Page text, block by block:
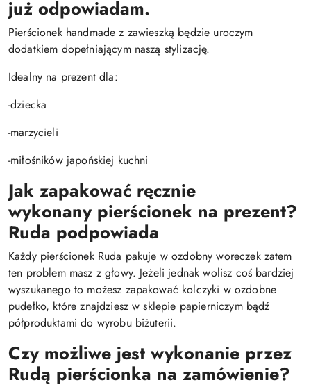
już odpowiadam.
Pierścionek handmade z zawieszką będzie uroczym
dodatkiem dopełniającym naszą stylizację.
Idealny na prezent dla:
-dziecka
-marzycieli
-miłośników japońskiej kuchni
Jak zapakować ręcznie
wykonany pierścionek na prezent?
Ruda podpowiada
Każdy pierścionek Ruda pakuje w ozdobny woreczek zatem
ten problem masz z głowy. Jeżeli jednak wolisz coś bardziej
wyszukanego to możesz zapakować kolczyki w ozdobne
pudełko, które znajdziesz w sklepie papierniczym bądź
półproduktami do wyrobu biżuterii.
Czy możliwe jest wykonanie przez
Rudą pierścionka na zamówienie?